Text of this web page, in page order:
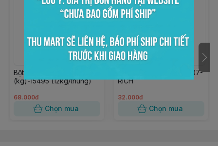
Bột trộn Chiffon RichMix
(kg)-15495 (12kg/thùng)
68.000đ
Chọn mua
Non Dairy Creamer 12307-
RICH
32.000đ
Chọn mua